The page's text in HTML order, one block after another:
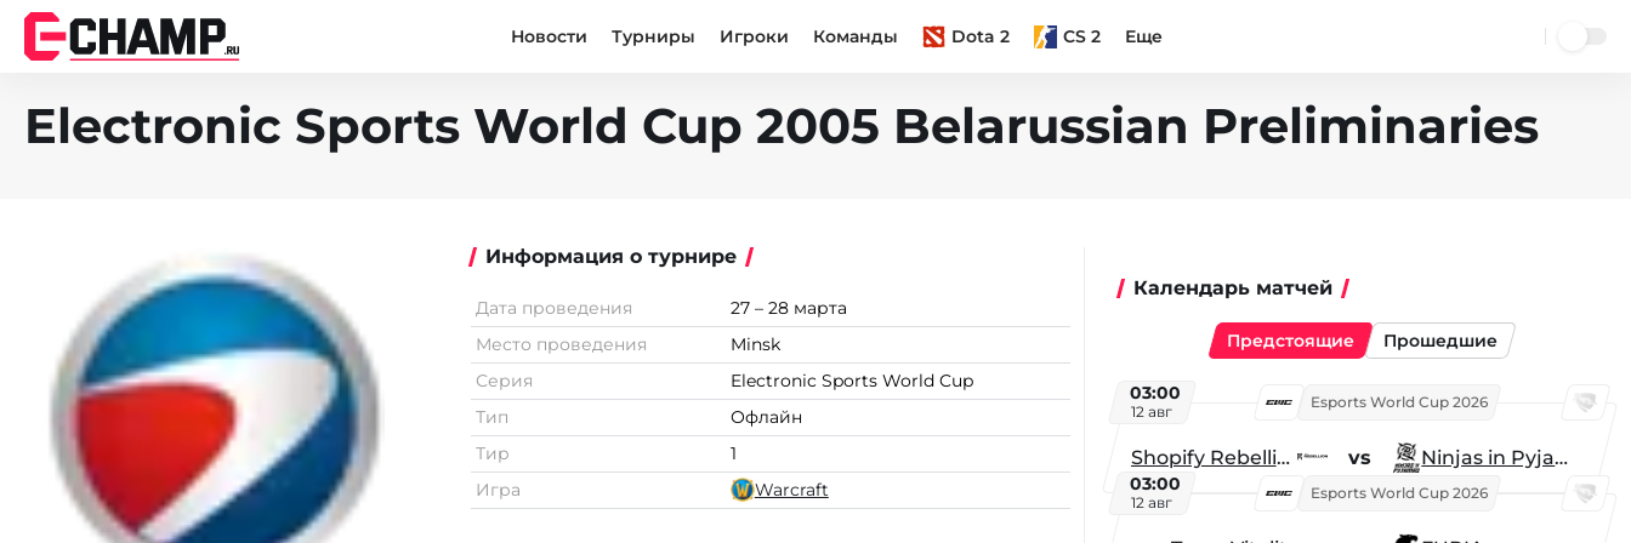
Новости Турниры Игроки Команды Dota 2 CS 2 Еще
Electronic Sports World Cup 2005 Belarussian Preliminaries
Информация о турнире
Дата проведения
27 – 28 марта
Место проведения
Minsk
Серия
Electronic Sports World Cup
Тип
Офлайн
Тир
1
Игра
Warcraft
Календарь матчей
Предстоящие Прошедшие
03:00
12 авг
Esports World Cup 2026
Shopify Rebellion vs Ninjas in Pyjamas
03:00
12 авг
Esports World Cup 2026